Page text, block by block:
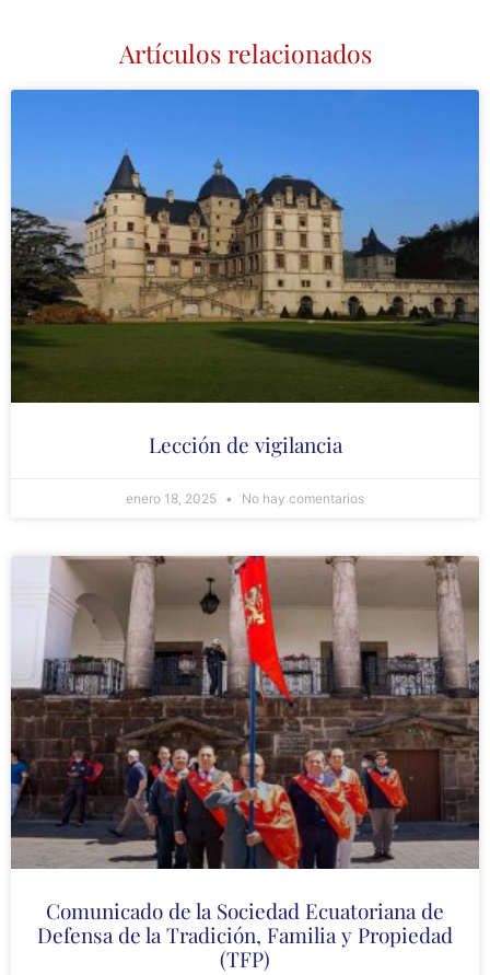
Artículos relacionados
Lección de vigilancia
enero 18, 2025 No hay comentarios
Comunicado de la Sociedad Ecuatoriana de
Defensa de la Tradición, Familia y Propiedad
(TFP)